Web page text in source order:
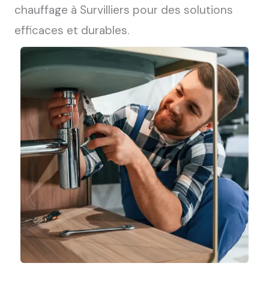
chauffage à Survilliers pour des solutions
efficaces et durables.